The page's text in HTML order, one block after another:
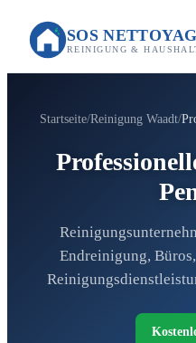
SOS
REINIGUNG &
Startseite Reinigung Waadt
Endreinigung,